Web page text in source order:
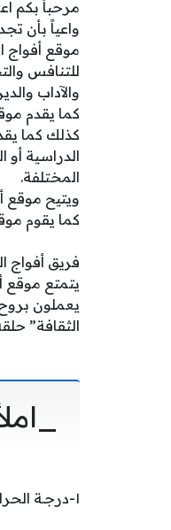
مرحباً بكم
واعياً بأن
موقع أفواج
للتنافس
والآداب
كما يقدم
كذلك كما
الدراسية أو
المختلفة.
ويتيح موقع
كما يقوم
فريق أفواج
يتمتع موقع
يعملون
الثقافة”
١-درجـة الحرارة التـي تتحول عندها المـادة من حالة الصلابة إلى حالة السيولة هي درجة الإنصهار .